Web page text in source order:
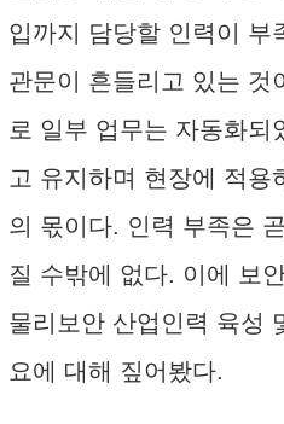
입까지 담당할 인력이 부
관문이 흔들리고 있는 것
로 일부 업무는 자동화되
고 유지하며 현장에 적용
의 몫이다. 인력 부족은
질 수밖에 없다. 이에 보
물리보안 산업인력 육성
요에 대해 짚어봤다.